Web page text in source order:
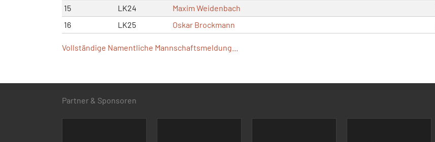
15
LK24 Maxim Weidenbach
16
LK25 Oskar Brockmann
Vollständige Namentliche Mannschaftsmeldung...
Partner & Sponsoren